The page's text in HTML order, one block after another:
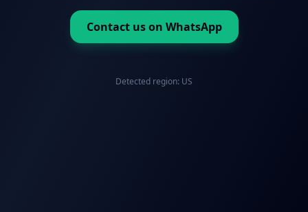
Contact us on WhatsApp
Detected region: US